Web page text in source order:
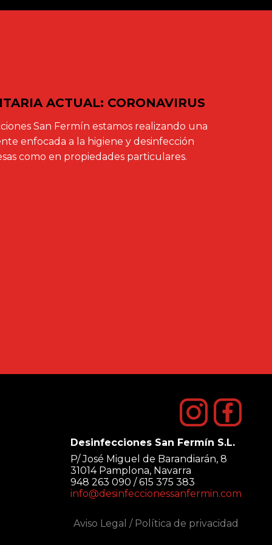
ACTUAL: CORONAVIRUS
San Fermín estamos realizando una
enfocada a la higiene y desinfección
como en propiedades particulares.
Desinfecciones San Fermín S.L.
P/ José Miguel de Barandiarán, 8
31014 Pamplona, Navarra
948 263 090 / 615 375 383
info@desinfeccionessanfermin.com
Aviso Legal / Política de privacidad